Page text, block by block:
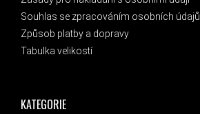
KATEGORIE
Souhlas se zpracováním osobních údajů
Způsob platby a dopravy
Tabulka velikostí